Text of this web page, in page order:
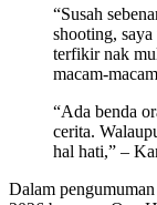
“Susah
shooting,
terfikir nak
macam-
“Ada benda
cerita.
hal hati,” –
Dalam